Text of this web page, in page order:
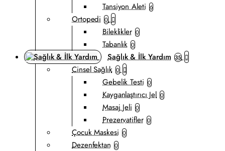
Tansiyon Aleti 6
Ortopedi 0
Bileklikler 0
Tabanlık 0
Sağlık & İlk Yardım 35
Cinsel Sağlık 0
Gebelik Testi 0
Kayganlaştırıcı Jel 0
Masaj Jeli 0
Prezervatifler 0
Çocuk Maskesi 0
Dezenfektan 0